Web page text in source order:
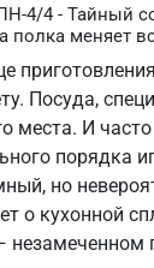
4/4 - Тайный
полка меняет
Посуда,
места. И
порядка
но
о кухонной